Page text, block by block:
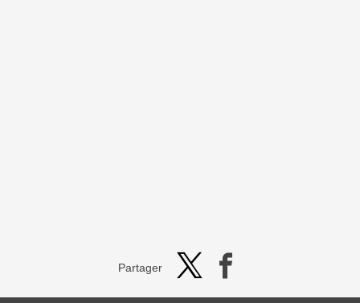
Partager